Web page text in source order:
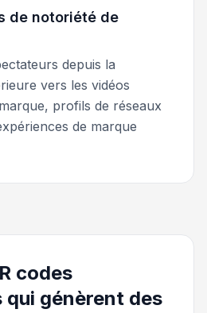
de notoriété de
depuis la
vers les vidéos
profils de réseaux
de marque
codes
génèrent des